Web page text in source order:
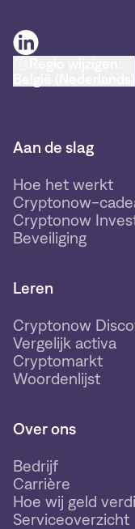
Aan de slag
Hoe het werkt
Cryptonow-
Cryptonow
Beveiliging
Leren
Cryptonow
Vergelijk activa
Cryptomarkt
Woordenlijst
Over ons
Bedrijf
Carrière
Hoe wij geld
Serviceoverzicht